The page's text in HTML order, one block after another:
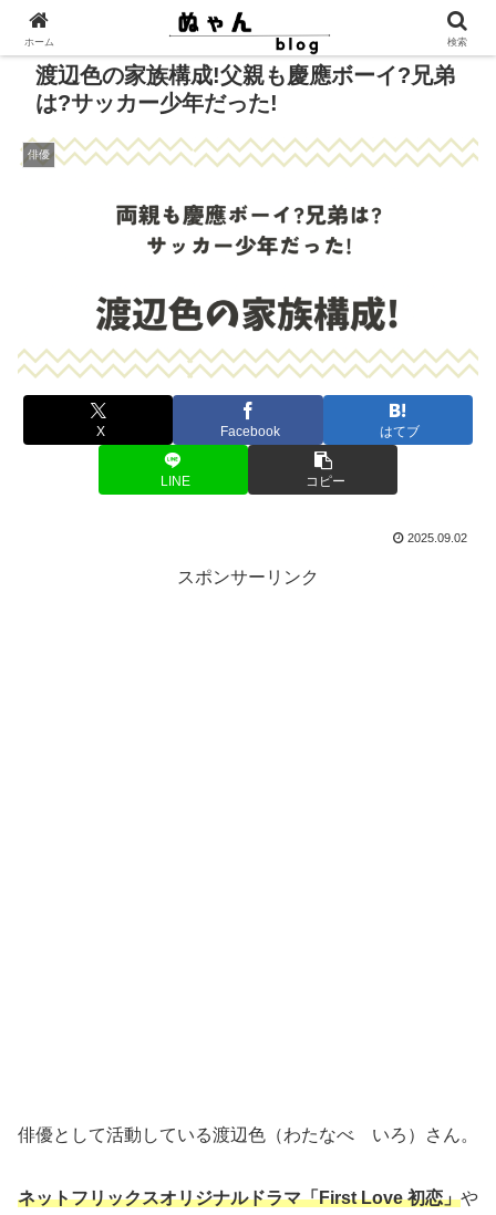
渡辺色の家族構成!父親も慶應ボーイ?兄弟
は?サッカー少年だった!
俳優
X Facebook はてブ
LINE コピー
2025.09.02
スポンサーリンク
俳優として活動している渡辺色（わたなべ いろ）さん。
ネットフリックスオリジナルドラマ「First Love 初恋」や
ホーム 検索